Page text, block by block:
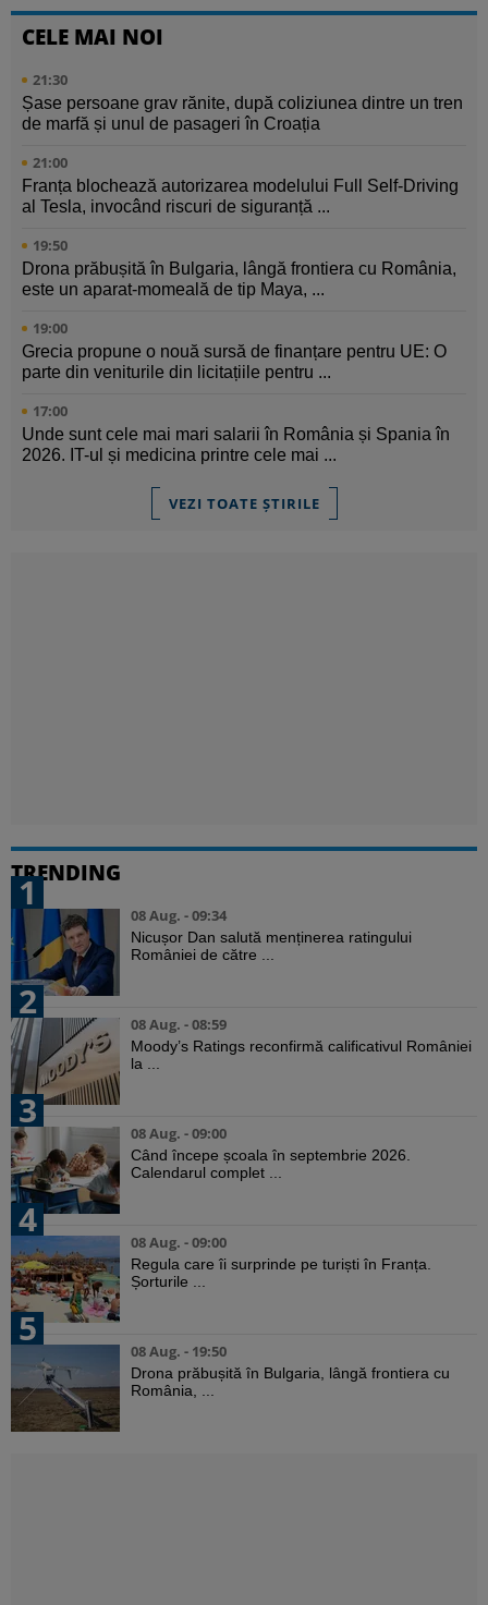
CELE MAI NOI
21:30
Șase persoane grav rănite, după coliziunea dintre un tren
de marfă și unul de pasageri în Croația
21:00
Franța blochează autorizarea modelului Full Self-Driving
al Tesla, invocând riscuri de siguranță ...
19:50
Drona prăbușită în Bulgaria, lângă frontiera cu România,
este un aparat-momeală de tip Maya, ...
19:00
Grecia propune o nouă sursă de finanțare pentru UE: O
parte din veniturile din licitațiile pentru ...
17:00
Unde sunt cele mai mari salarii în România și Spania în
2026. IT-ul și medicina printre cele mai ...
VEZI TOATE ȘTIRILE
TRENDING
1
08 Aug. - 09:34
Nicușor Dan salută menținerea ratingului
României de către ...
2
08 Aug. - 08:59
Moody’s Ratings reconfirmă calificativul României
la ...
3
08 Aug. - 09:00
Când începe școala în septembrie 2026.
Calendarul complet ...
4
08 Aug. - 09:00
Regula care îi surprinde pe turiști în Franța.
Șorturile ...
5
08 Aug. - 19:50
Drona prăbușită în Bulgaria, lângă frontiera cu
România, ...